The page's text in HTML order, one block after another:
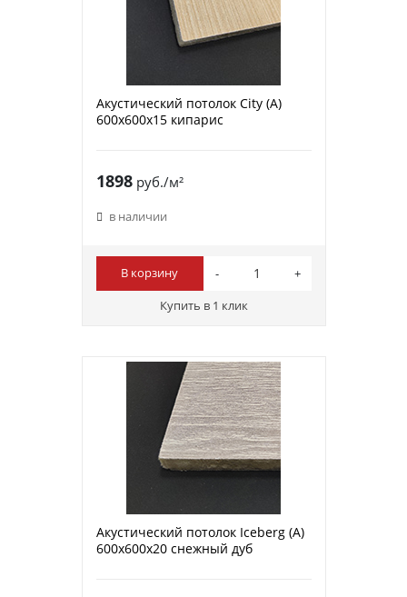
Акустический потолок City (A)
600х600х15 кипарис
1898руб./м²
в наличии
В корзину
Купить в 1 клик
Акустический потолок Iceberg (A)
600х600х20 снежный дуб